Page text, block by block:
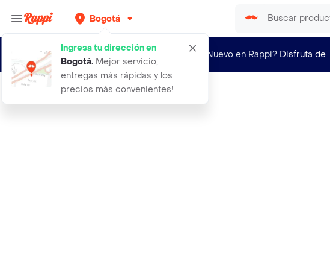
Bogotá
Ingresa tu dirección en
Bogotá. Mejor servicio,
entregas más rápidas y los
precios más convenientes!
¿Nuevo en Rappi? Disfruta de
dstevia endulzante